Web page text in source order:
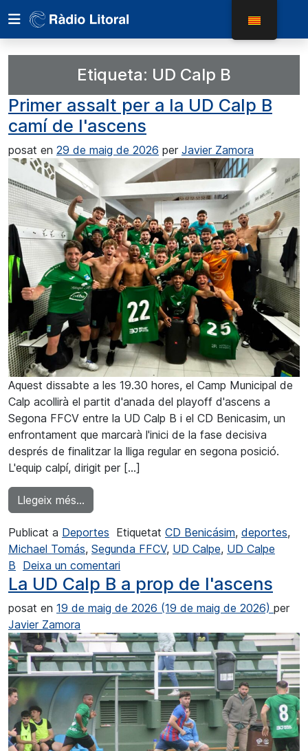
Etiqueta: UD Calp B
Primer assalt per a la UD Calp B
camí de l'ascens
posat en 29 de maig de 2026 per Javier Zamora
Aquest dissabte a les 19.30 hores, el Camp Municipal de
Calp acollirà el partit d'anada del playoff d'ascens a
Segona FFCV entre la UD Calp B i el CD Benicasim, un
enfrontament que marcarà l'inici de la fase decisiva
després de finalitzar la lliga regular en segona posició.
L'equip calpí, dirigit per […]
Llegeix més…
Publicat a Deportes Etiquetat CD Benicásim, deportes,
Michael Tomás, Segunda FFCV, UD Calpe, UD Calpe
B Deixa un comentari
La UD Calp B a prop de l'ascens
posat en 19 de maig de 2026 (19 de maig de 2026) per
Javier Zamora